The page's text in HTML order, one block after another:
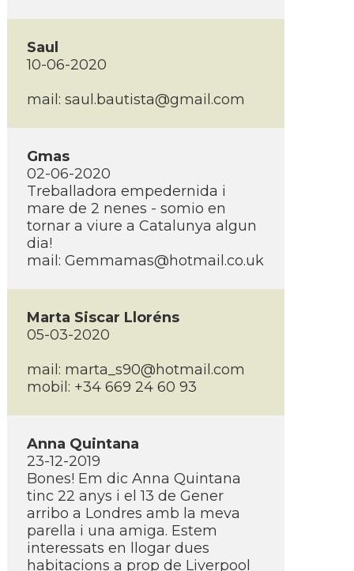
Saul
10-06-2020
mail: saul.bautista@gmail.com
Gmas
02-06-2020
Treballadora empedernida i
mare de 2 nenes - somio en
tornar a viure a Catalunya algun
dia!
mail: Gemmamas@hotmail.co.uk
Marta Siscar Lloréns
05-03-2020
mail: marta_s90@hotmail.com
mobil: +34 669 24 60 93
Anna Quintana
23-12-2019
Bones! Em dic Anna Quintana
tinc 22 anys i el 13 de Gener
arribo a Londres amb la meva
parella i una amiga. Estem
interessats en llogar dues
habitacions a prop de Liverpool